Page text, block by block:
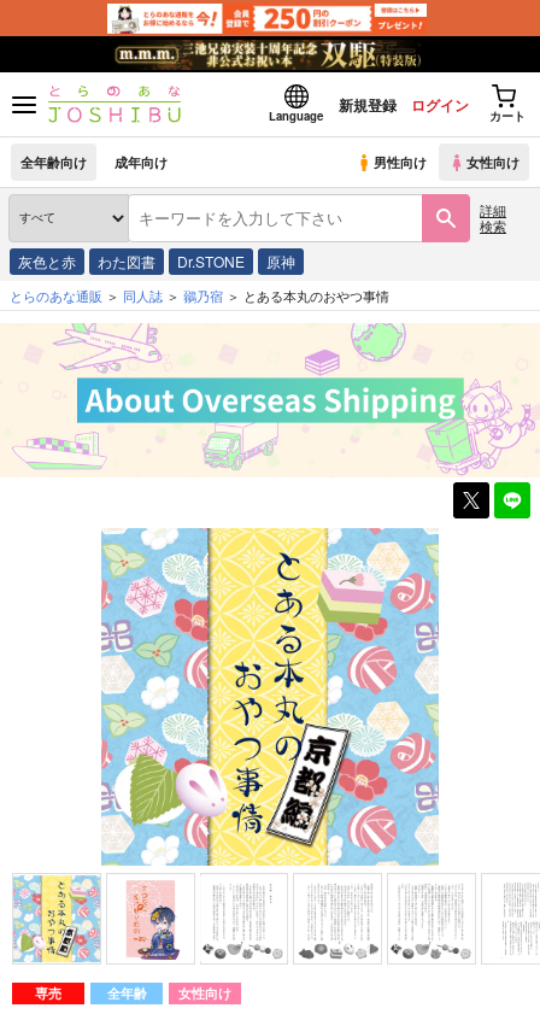
Language
新規登録 ログイン
カート
全年齢向け 成年向け 男性向け 女性向け
詳細
検索
灰色と赤 わた図書 Dr.STONE 原神
とらのあな通販 同人誌 鶸乃宿 とある本丸のおやつ事情
専売 全年齢 女性向け